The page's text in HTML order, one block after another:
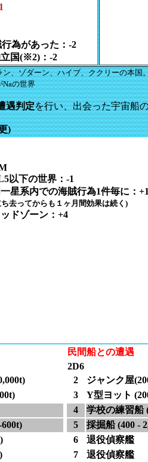
為があった：-2
国(※2)：-2
、ゾダーン、ハイブ、ククリーの本国
の世界
遇判定を行い、出会った宇宙船
)
以下の世界：-1
一星系内での海賊行為1件毎に：+1
去ってからも１ヶ月間効果は続く)
ドゾーン：+4
民間船との遭遇
2D6
2 ジャンク屋
3 Y型ヨット
4 学校の練習船
5 採掘船 (400 -
6 退役偵察艦
7 退役偵察艦